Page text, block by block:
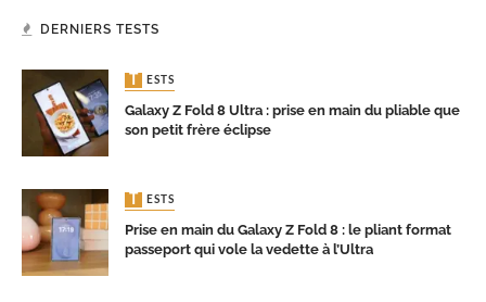
DERNIERS TESTS
TESTS
Galaxy Z Fold 8 Ultra : prise en main du pliable que
son petit frère éclipse
TESTS
Prise en main du Galaxy Z Fold 8 : le pliant format
passeport qui vole la vedette à l’Ultra